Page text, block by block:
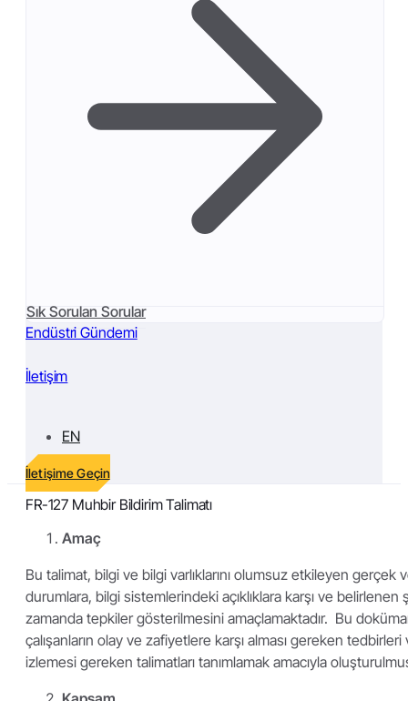
Sık Sorulan Sorular
Endüstri Gündemi
İletişim
EN
İletişime Geçin
FR-127 Muhbir Bildirim Talimatı
Amaç
Bu talimat, bilgi ve bilgi varlıklarını olumsuz etkileyen gerçek
durumlara, bilgi sistemlerindeki açıklıklara karşı ve belirlenen
zamanda tepkiler gösterilmesini amaçlamaktadır. Bu
çalışanların olay ve zafiyetlere karşı alması gereken tedbirleri
izlemesi gereken talimatları tanımlamak amacıyla